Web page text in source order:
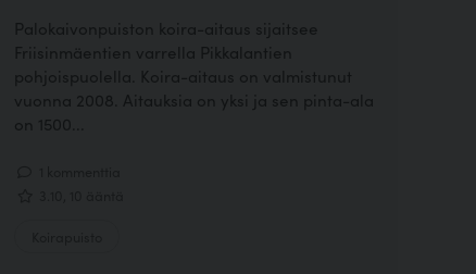
Palokaivonpuiston koira-aitaus sijaitsee
Friisinmäentien varrella Pikkalantien
pohjoispuolella. Koira-aitaus on valmistunut
vuonna 2008. Aitauksia on yksi ja sen pinta-ala
on 1500...